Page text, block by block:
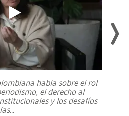
habla sobre el rol
el derecho al
y los desafíos
...